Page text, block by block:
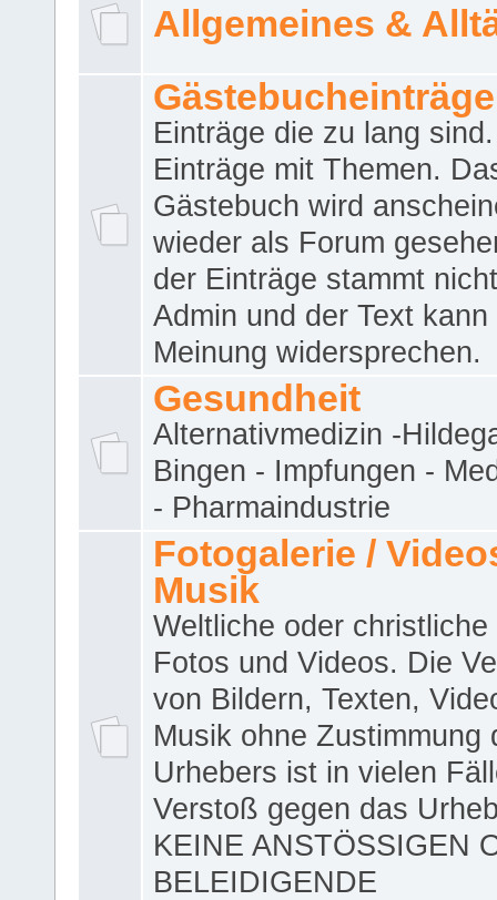
Allgemeines &
Gästebucheinträge
Einträge die zu lang
Einträge mit Themen.
Gästebuch wird
wieder als Forum
der Einträge stammt
Admin und der Text kann
Meinung widersprechen.
Gesundheit
Alternativmedizin -
Bingen - Impfungen -
- Pharmaindustrie
Fotogalerie /
Musik
Weltliche oder christliche
Fotos und Videos. Die
von Bildern, Texten,
Musik ohne Zustimmung
Urhebers ist in vielen
Verstoß gegen das
KEINE ANSTÖSSIGEN
BELEIDIGENDE